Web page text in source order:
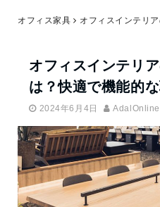
オフィス家具
オフィスインテリ
は？快適で機能的
2024年6月4日